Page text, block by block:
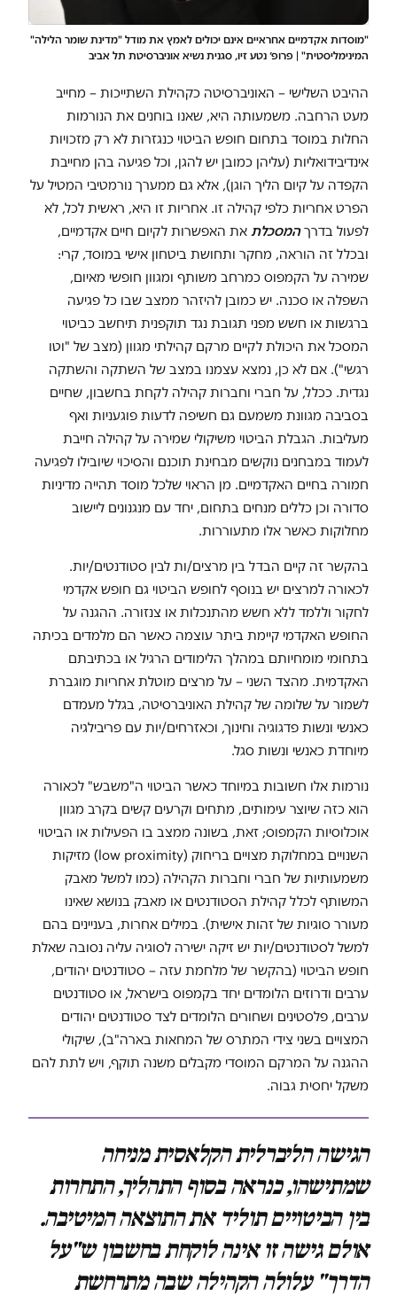
"מוסדות אקדמיים אחראיים אינם יכולים לאמץ את מודל "מדינת שומר הלילה"
המינימליסטית" | פרופ׳ נטע זיו, סגנית נשיא אוניברסיטת תל אביב
ההיבט השלישי – האוניברסיטה כקהילת השתייכות – מחייב
מעט הרחבה. משמעותה היא, שאנו בוחנים את הנורמות
החלות במוסד בתחום חופש הביטוי כנגזרות לא רק מזכויות
אינדיבידואליות (עליהן כמובן יש להגן, וכל פגיעה בהן מחייבת
הקפדה על קיום הליך הוגן), אלא גם ממערך נורמטיבי המטיל על
הפרט אחריות כלפי קהילה זו. אחריות זו היא, ראשית לכל, לא
לפעול בדרךהמסכלת את האפשרות לקיום חיים אקדמיים,
ובכלל זה הוראה, מחקר ותחושת ביטחון אישי במוסד, קרי:
שמירה על הקמפוס כמרחב משותף ומגוון חופשי מאיום,
השפלה או סכנה. יש כמובן להיזהר ממצב שבו כל פגיעה
ברגשות או חשש מפני תגובת נגד תוקפנית תיחשב כביטוי
המסכל את היכולת לקיים מרקם קהילתי מגוון (מצב של "וטו
רגשי"). אם לא כן, נמצא עצמנו במצב של השתקה והשתקה
נגדית. ככלל, על חברי וחברות קהילה לקחת בחשבון, שחיים
בסביבה מגוונת משמעם גם חשיפה לדעות פוגעניות ואף
מעליבות. הגבלת הביטוי משיקולי שמירה על קהילה חייבת
לעמוד במבחנים נוקשים מבחינת תוכנם והסיכוי שיובילו לפגיעה
חמורה בחיים האקדמיים. מן הראוי שלכל מוסד תהייה מדיניות
סדורה וכן כללים מנחים בתחום, יחד עם מנגנונים ליישוב
מחלוקות כאשר אלו מתעוררות.
בהקשר זה קיים הבדל בין מרצים/ות לבין סטודנטים/יות.
לכאורה למרצים יש בנוסף לחופש הביטוי גם חופש אקדמי
לחקור וללמד ללא חשש מהתנכלות או צנזורה. ההגנה על
החופש האקדמי קיימת ביתר עוצמה כאשר הם מלמדים בכיתה
בתחומי מומחיותם במהלך הלימודים הרגיל או בכתיבתם
האקדמית. מהצד השני – על מרצים מוטלת אחריות מוגברת
לשמור על שלומה של קהילת האוניברסיטה, בגלל מעמדם
כאנשי ונשות פדגוגיה וחינוך, וכאזרחים/יות עם פריבילגיה
מיוחדת כאנשי ונשות סגל.
נורמות אלו חשובות במיוחד כאשר הביטוי ה"משבש" לכאורה
הוא כזה שיוצר עימותים, מתחים וקרעים קשים בקרב מגוון
אוכלוסיות הקמפוס; זאת, בשונה ממצב בו הפעילות או הביטוי
השנויים במחלוקת מצויים בריחוק (low proximity) מזיקות
משמעותיות של חברי וחברות הקהילה (כמו למשל מאבק
המשותף לכלל קהילת הסטודנטים או מאבק בנושא שאינו
מעורר סוגיות של זהות אישית). במילים אחרות, בעניינים בהם
למשל לסטודנטים/יות יש זיקה ישירה לסוגיה עליה נסובה שאלת
חופש הביטוי (בהקשר של מלחמת עזה – סטודנטים יהודים,
ערבים ודרוזים הלומדים יחד בקמפוס בישראל, או סטודנטים
ערבים, פלסטינים ושחורים הלומדים לצד סטודנטים יהודים
המצויים בשני צידי המתרס של המחאות בארה"ב), שיקולי
ההגנה על המרקם המוסדי מקבלים משנה תוקף, ויש לתת להם
משקל יחסית גבוה.
הגישה הליברלית הקלאסית מניחה
שמתישהו, כנראה בסוף התהליך, התחרות
בין הביטויים תוליד את התוצאה המיטיבה.
אולם גישה זו אינה לוקחת בחשבון ש"על
הדרך" עלולה הקהילה שבה מתרחשת